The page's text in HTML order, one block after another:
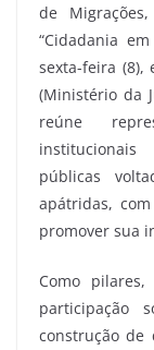
de
“Cidadania
sexta-feira (8),
(Ministério da
reúne
públicas
apátridas,
promover sua
Como
participação
construção de